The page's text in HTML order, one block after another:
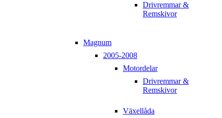
Drivremmar &
Remskivor
Magnum
2005-2008
Motordelar
Drivremmar &
Remskivor
Växellåda